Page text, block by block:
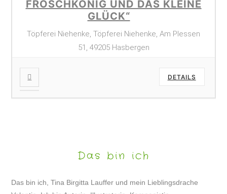
FROSCHKÖNIG UND DAS KLEINE
GLÜCK“
Töpferei Niehenke, Töpferei Niehenke, Am Plessen
51, 49205 Hasbergen
DETAILS
Das bin ich
Das bin ich, Tina Birgitta Lauffer und mein Lieblingsdrache